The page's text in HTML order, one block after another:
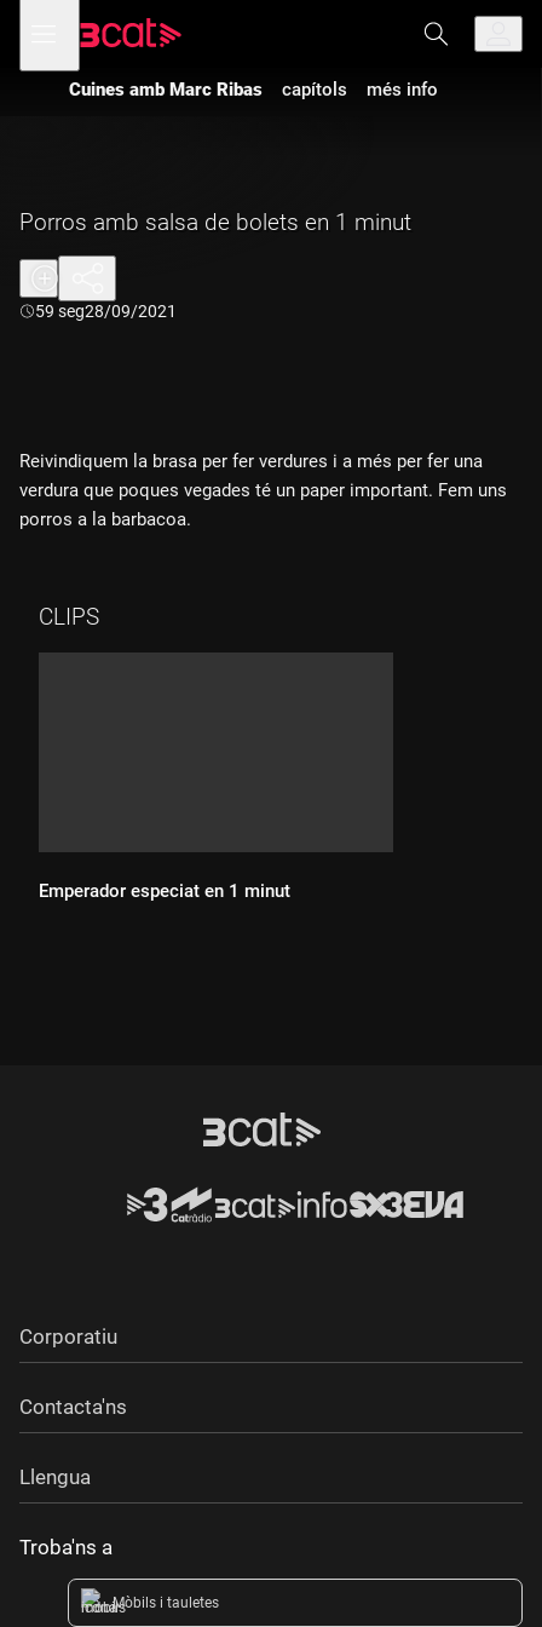
navegació
principal
menú
de
Cuines amb Marc Ribas capítols més info
Porros amb salsa de bolets en 1 minut
Durada:
59 seg28/09/2021
Reivindiquem la brasa per fer verdures i a més per fer una
verdura que poques vegades té un paper important. Fem uns
porros a la barbacoa.
CLIPS
Emperador especiat en 1 minut
Corporatiu
Contacta'ns
Llengua
Troba'ns a
Mòbils i tauletes